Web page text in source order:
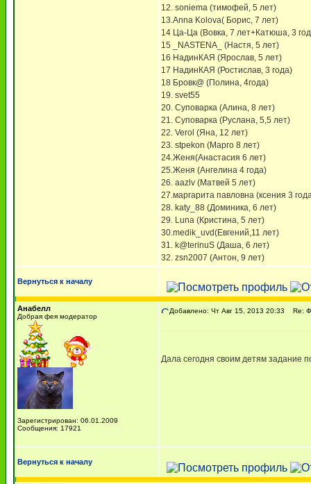
12. soniema (тимофей, 5 лет)
13.Anna Kolova( Борис, 7 лет)
14 Ца-Ца (Вовка, 7 лет+Катюша, 3
15 _NASTENA_ (Настя, 5 лет)
16 НадинКАЯ (Ярослав, 5 лет)
17 НадинКАЯ (Ростислав, 3 года)
18 Бровк@ (Полина, 4года)
19. svet55
20. Суповарка (Алина, 8 лет)
21. Суповарка (Руслана, 5,5 лет)
22. Verol (Яна, 12 лет)
23. stpekon (Марго 8 лет)
24.Женя(Анастасия 6 лет)
25.Женя (Ангелина 4 года)
26. aazlv (Матвей 5 лет)
27.маргарита павловна (ксения 3
28. katy_88 (Доминика, 6 лет)
29. Luna (Кристина, 5 лет)
30.medik_uvd(Евгений,11 лет)
31. k@terinuS (Даша, 6 лет)
32. zsn2007 (Антон, 9 лет)
Вернуться к началу
Анабелл
Добрая фея модератор
Зарегистрирован: 06.01.2009
Сообщения: 17921
Добавлено: Чт Авг 15, 2013 20:33 Re:
Дала сегодня своим детям задание
Вернуться к началу